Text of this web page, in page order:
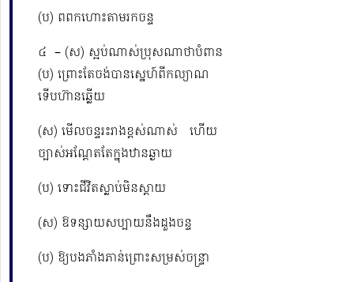
(ប) ពពកហោះតាមរកចន្ទ
៤ – (ស) ស្អប់ណាស់ប្រុសណាថាបំពាន
(ប) ព្រោះតែចង់បានស្នេហ៍ពីកល្យាណ
ទើបហ៊ានឆ្លើយ
(ស) មើលចន្ទរះរាងខ្ពស់ណាស់ ហើយ
ច្បាស់អណ្តែតតែក្នុងឋានឆ្ងាយ
(ប) ទោះជីវិតស្លាប់មិនស្ដាយ
(ស) ឱទន្សាយសប្បាយនឹងដួងចន្ទ
(ប) ឱ្យបងភាំងភាន់ព្រោះសម្រស់ចន្ទ្រា